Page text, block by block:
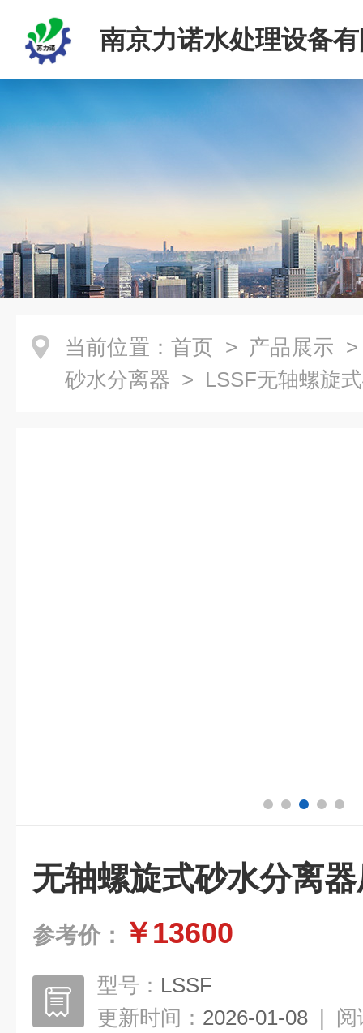
南京力诺水处理设备
当前位置： 首页 > 产品展示
砂水分离器 > LSSF无轴螺旋
无轴螺旋式砂水分离
参考价： ￥13600
型号： LSSF
更新时间： 2026-01-08 | 阅